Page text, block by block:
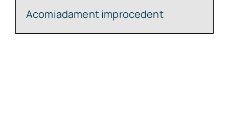
Acomiadament improcedent